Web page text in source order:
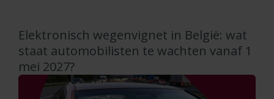
Elektronisch wegenvignet in België: wat
staat automobilisten te wachten vanaf 1
mei 2027?